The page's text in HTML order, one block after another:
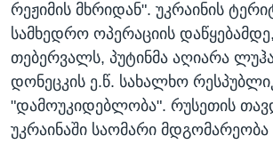
რეჟიმის მხრიდან". უკრაინის
სამხედრო ოპერაციის
თებერვალს, პუტინმა აღიარა
დონეცკის ე.წ. სახალხო
"დამოუკიდებლობა". რუსეთის
უკრაინაში საომარი